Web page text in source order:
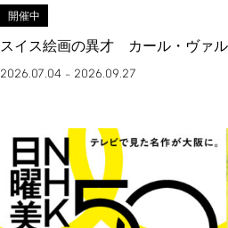
開催中
スイス絵画の異才 カール・ヴァ
2026.07.04 – 2026.09.27